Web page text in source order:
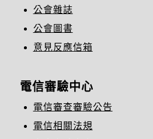
公會雜誌
公會圖書
意見反應信箱
電信審驗中心
電信審查審驗公告
電信相關法規